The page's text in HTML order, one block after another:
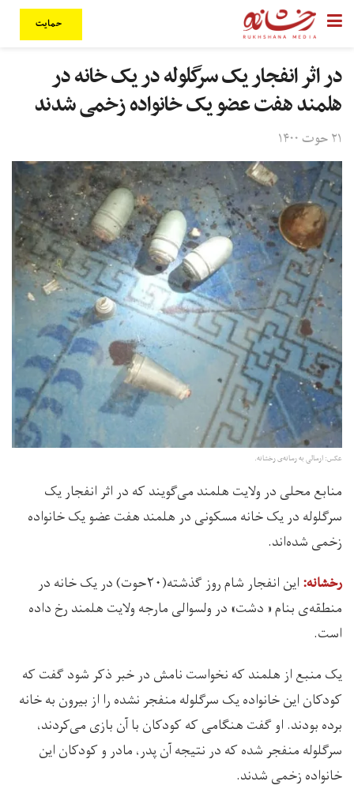
حمایت
در اثر انفجار یک سرگلوله در یک خانه در
هلمند هفت عضو یک خانواده زخمی شدند
۲۱ حوت ۱۴۰۰
عکس: ارسالی به رسانه‌ی رخشانه.
منابع محلی در ولایت هلمند می‌گویند که در اثر انفجار یک
سرگلوله در یک خانه مسکونی در هلمند هفت عضو یک خانواده
زخمی شده‌اند.
رخشانه‌:
این انفجار شام روز گذشته(۲۰حوت) در یک خانه در
منطقه‌ی بنام « دشت»‌ در ولسوالی مارجه ولایت هلمند رخ داده
است.
یک منبع از هلمند که نخواست نامش در خبر ذکر شود گفت که
کودکان این خانواده یک سرگلوله منفجر نشده را از بیرون به خانه
برده بودند. او گفت هنگامی که کودکان با آن بازی می‌کردند،
سرگلوله منفجر شده که در نتیجه آن پدر، مادر و کودکان این
خانواده زخمی شدند.